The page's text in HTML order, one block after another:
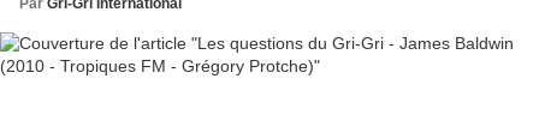
Par Gri-Gri International